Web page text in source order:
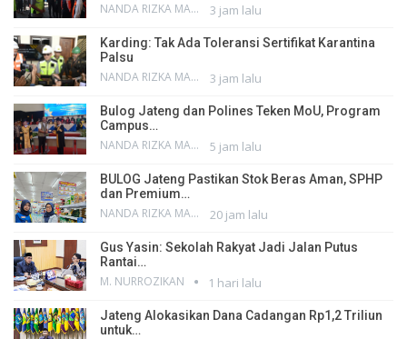
NANDA RIZKA MAHENDRA 3 jam lalu
Karding: Tak Ada Toleransi Sertifikat Karantina
Palsu
NANDA RIZKA MAHENDRA 3 jam lalu
Bulog Jateng dan Polines Teken MoU, Program
Campus…
NANDA RIZKA MAHENDRA 5 jam lalu
BULOG Jateng Pastikan Stok Beras Aman, SPHP
dan Premium…
NANDA RIZKA MAHENDRA 20 jam lalu
Gus Yasin: Sekolah Rakyat Jadi Jalan Putus
Rantai…
M. NURROZIKAN 1 hari lalu
Jateng Alokasikan Dana Cadangan Rp1,2 Triliun
untuk…